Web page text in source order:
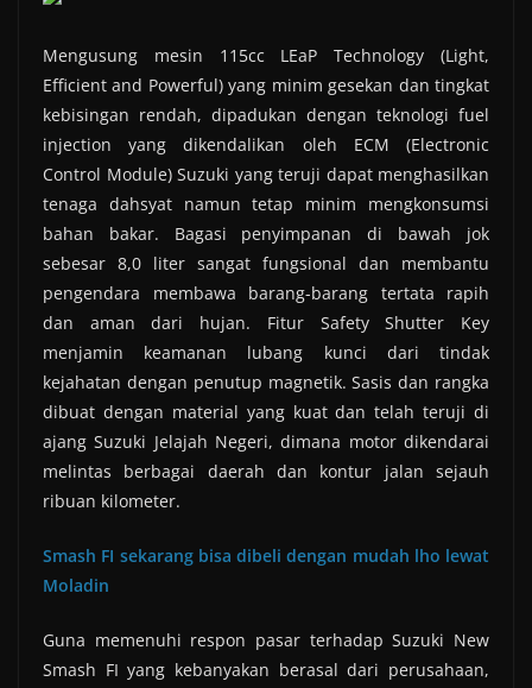
Mengusung mesin 115cc LEaP Technology (Light,
Efficient and Powerful) yang minim gesekan dan tingkat
kebisingan rendah, dipadukan dengan teknologi fuel
injection yang dikendalikan oleh ECM (Electronic
Control Module) Suzuki yang teruji dapat menghasilkan
tenaga dahsyat namun tetap minim mengkonsumsi
bahan bakar. Bagasi penyimpanan di bawah jok
sebesar 8,0 liter sangat fungsional dan membantu
pengendara membawa barang-barang tertata rapih
dan aman dari hujan. Fitur Safety Shutter Key
menjamin keamanan lubang kunci dari tindak
kejahatan dengan penutup magnetik. Sasis dan rangka
dibuat dengan material yang kuat dan telah teruji di
ajang Suzuki Jelajah Negeri, dimana motor dikendarai
melintas berbagai daerah dan kontur jalan sejauh
ribuan kilometer.
Smash FI sekarang bisa dibeli dengan mudah lho lewat
Moladin
Guna memenuhi respon pasar terhadap Suzuki New
Smash FI yang kebanyakan berasal dari perusahaan,